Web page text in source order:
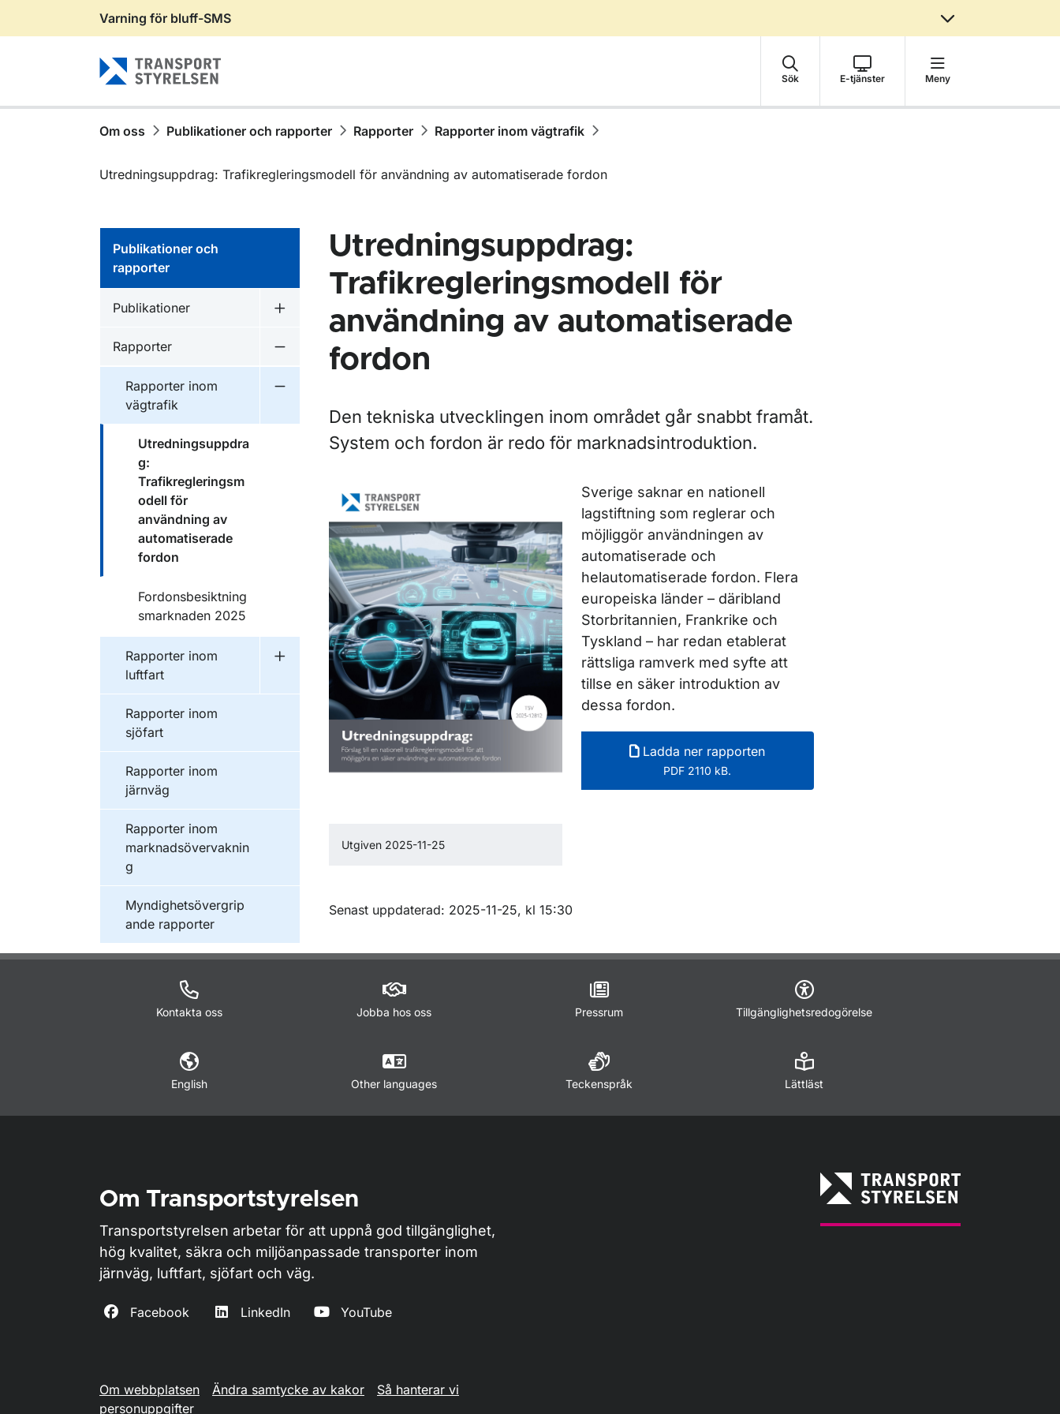
Gå till sidans innehåll
Varning för bluff-SMS
Sök E-tjänster Meny
Om oss Publikationer och rapporter Rapporter Rapporter inom vägtrafik
Utredningsuppdrag: Trafikregleringsmodell för användning av automatiserade fordon
Publikationer och
rapporter
Publikationer inom
Publikationer
Undermeny för Publikationer
Publikationer inom
Rapporter
Undermeny för Rapporter
Publikationer inom
Rapporter inom
vägtrafik
Publikationer inom
Utredningsuppdra
g:
Trafikregleringsm
odell för
användning av
automatiserade
fordon
Publikationer inom
Fordonsbesiktning
smarknaden 2025
Publikationer inom
Rapporter inom
luftfart
Undermeny för Rapporter inom luftfart
Publikationer inom
Rapporter inom
sjöfart
Publikationer inom
Rapporter inom
järnväg
Publikationer inom
Rapporter inom
marknadsövervaknin
g
Publikationer inom
Myndighetsövergrip
ande rapporter
Utredningsuppdrag:
Trafikregleringsmodell för
användning av automatiserade
fordon
Den tekniska utvecklingen inom området går snabbt framåt.
System och fordon är redo för marknadsintroduktion.
Utgiven 2025-11-25
Sverige saknar en nationell
lagstiftning som reglerar och
möjliggör användningen av
automatiserade och
helautomatiserade fordon. Flera
europeiska länder – däribland
Storbritannien, Frankrike och
Tyskland – har redan etablerat
rättsliga ramverk med syfte att
tillse en säker introduktion av
dessa fordon.
Ladda ner rapporten
PDF 2110 kB.
Om sidan
Senast uppdaterad: 2025-11-25, kl 15:30
Kontakta oss Jobba hos oss Pressrum Tillgänglighetsredogörelse
English Other languages Teckenspråk Lättläst
Om Transportstyrelsen
Transportstyrelsen arbetar för att uppnå god tillgänglighet,
hög kvalitet, säkra och miljöanpassade transporter inom
järnväg, luftfart, sjöfart och väg.
Facebook LinkedIn YouTube
Om webbplatsen Ändra samtycke av kakor
Så hanterar vi
personuppgifter